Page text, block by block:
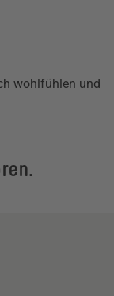
wohlfühlen und